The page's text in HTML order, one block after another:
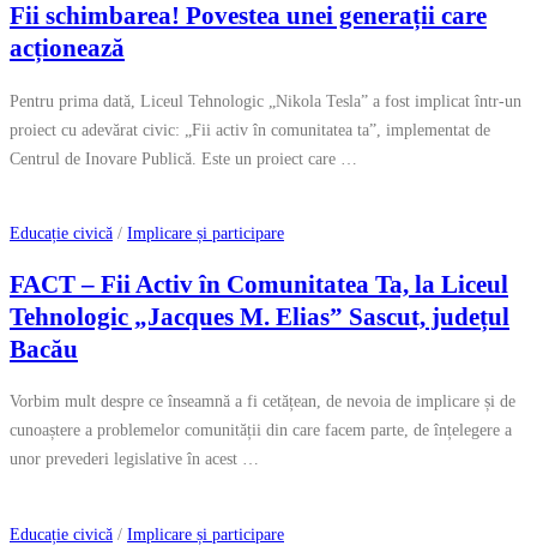
Fii schimbarea! Povestea unei generații care
acționează
Pentru prima dată, Liceul Tehnologic „Nikola Tesla” a fost implicat într-un
proiect cu adevărat civic: „Fii activ în comunitatea ta”, implementat de
Centrul de Inovare Publică. Este un proiect care …
Educație civică / Implicare și participare
FACT – Fii Activ în Comunitatea Ta, la Liceul
Tehnologic „Jacques M. Elias” Sascut, județul
Bacău
Vorbim mult despre ce înseamnă a fi cetățean, de nevoia de implicare și de
cunoaștere a problemelor comunității din care facem parte, de înțelegere a
unor prevederi legislative în acest …
Educație civică / Implicare și participare